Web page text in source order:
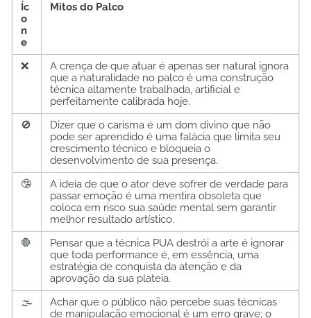
Íc
o
n
e
Mitos do Palco
❌
A crença de que atuar é apenas ser natural ignora
que a naturalidade no palco é uma construção
técnica altamente trabalhada, artificial e
perfeitamente calibrada hoje.
🚫
Dizer que o carisma é um dom divino que não
pode ser aprendido é uma falácia que limita seu
crescimento técnico e bloqueia o
desenvolvimento de sua presença.
🤥
A ideia de que o ator deve sofrer de verdade para
passar emoção é uma mentira obsoleta que
coloca em risco sua saúde mental sem garantir
melhor resultado artístico.
🛑
Pensar que a técnica PUA destrói a arte é ignorar
que toda performance é, em essência, uma
estratégia de conquista da atenção e da
aprovação da sua plateia.
🌫️
Achar que o público não percebe suas técnicas
de manipulação emocional é um erro grave; o